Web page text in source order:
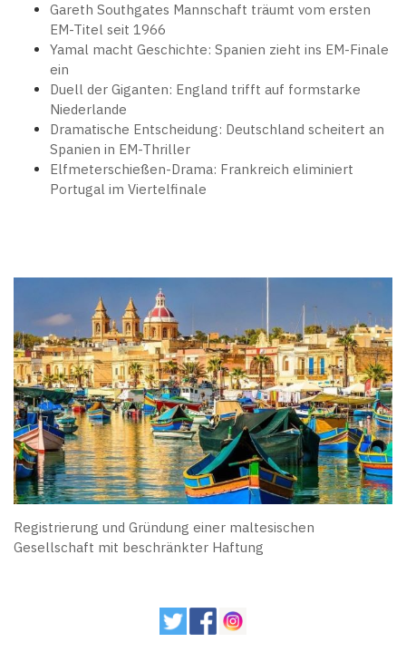
Gareth Southgates Mannschaft träumt vom ersten
EM-Titel seit 1966
Yamal macht Geschichte: Spanien zieht ins EM-Finale
ein
Duell der Giganten: England trifft auf formstarke
Niederlande
Dramatische Entscheidung: Deutschland scheitert an
Spanien in EM-Thriller
Elfmeterschießen-Drama: Frankreich eliminiert
Portugal im Viertelfinale
Registrierung und Gründung einer maltesischen
Gesellschaft mit beschränkter Haftung